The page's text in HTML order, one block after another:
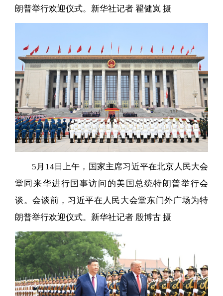
朗普举行欢迎仪式。新华社记者 翟健岚 摄
5月14日上午，国家主席习近平在北京人民大会
堂同来华进行国事访问的美国总统特朗普举行会
谈。会谈前，习近平在人民大会堂东门外广场为特
朗普举行欢迎仪式。新华社记者 殷博古 摄